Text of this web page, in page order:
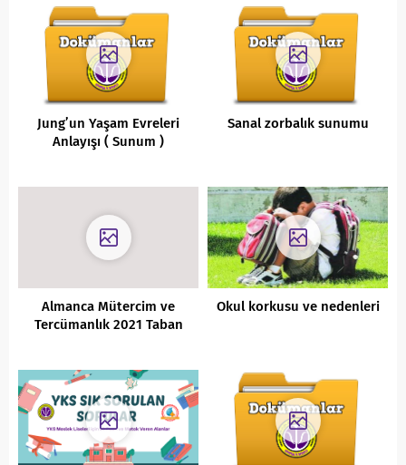
Jung’un Yaşam Evreleri
Anlayışı ( Sunum )
Sanal zorbalık sunumu
Almanca Mütercim ve
Tercümanlık 2021 Taban
Okul korkusu ve nedenleri